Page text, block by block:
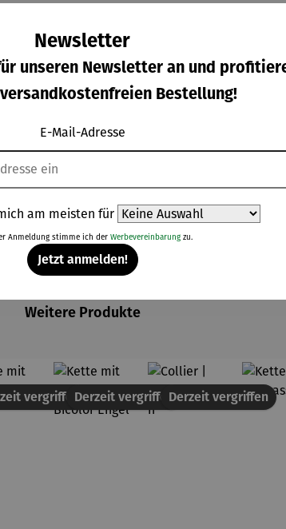
und angenehm zu tragen. Dank des
Aufmerksamkeit zwischendurch.
Weitere Produkte
vergriffenDerzeit vergriffenDerzeit vergriffen
Newsletter
unseren Newsletter an und
Bestellung!
E-Mail-Adresse
am meisten für
Anmeldung stimme ich der Werbevereinbarungzu.
Jetzt anmelden!